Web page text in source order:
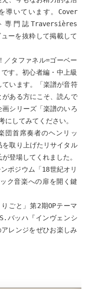
導いています。Cover
門誌Traversières
ーを抜粋して掲載して
／タファネル=ゴーベー
す。初心者編・中上級
います。「楽譜が音符
ある方にこそ、読んで
シリーズ「楽譜のいろ
にしてみてください。
団首席奏者のヘンリッ
取り上げたリサイタル
登場してくれました。
ポジウム「18世紀オリ
ク音楽への扉を開く鍵
ごと」第2期OPテーマ
バッハ『インヴェンシ
レンジをぜひお楽しみ